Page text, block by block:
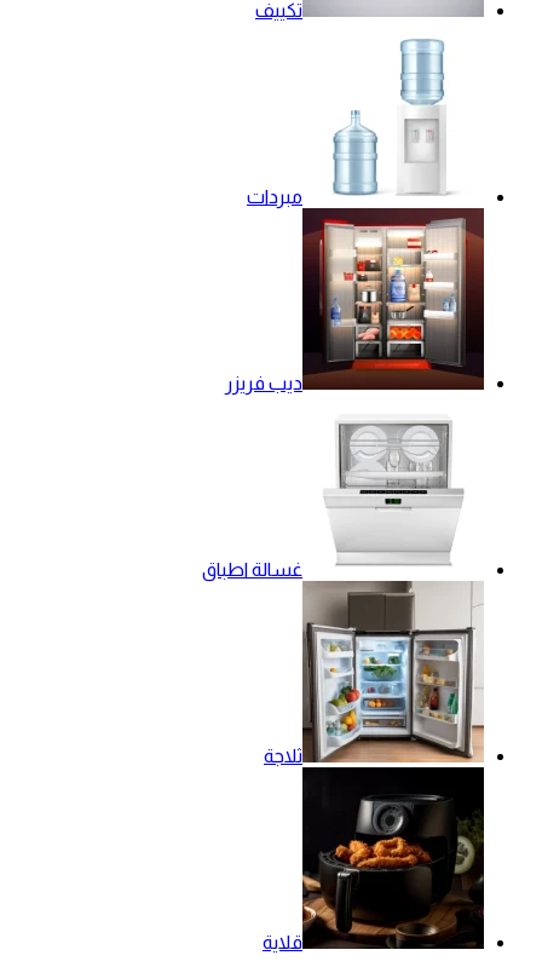
تكييف
مبردات
ديب فريزر
غسالة اطباق
ثلاجة
قلاية